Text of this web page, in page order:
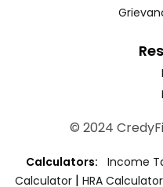
© 2024
Calculators: Income
Calculator | HRA Calculator